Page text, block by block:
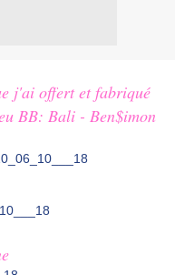
j'ai offert et fabriqué
BB: Bali - Ben$imon